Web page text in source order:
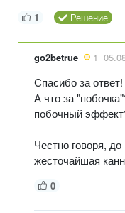
1 Решение
go2betrue 1
Спасибо за ответ!
А что за
побочный
Честно говоря,
жесточайшая
0